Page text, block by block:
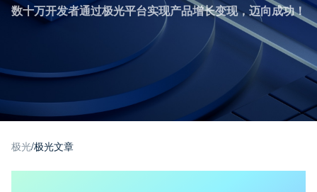
数十万开发者通过极光平台实现产品增长变现，迈向成功！
极光/极光文章